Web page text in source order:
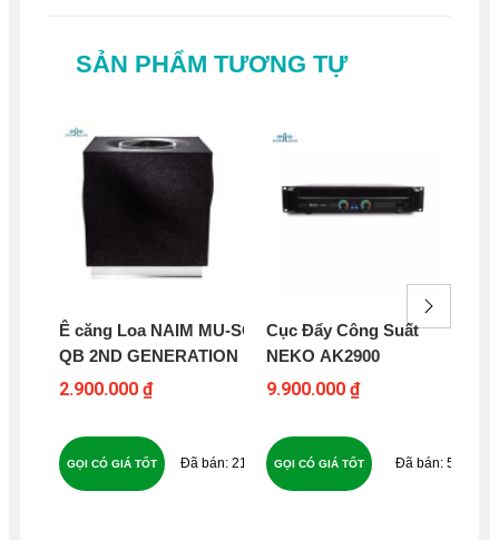
SẢN PHẨM TƯƠNG TỰ
Ê căng Loa NAIM MU-SO
QB 2ND GENERATION
2.900.000 ₫
216
GỌI CÓ GIÁ TỐT
Cục Đẩy Công Suất
NEKO AK2900
9.900.000 ₫
59
GỌI CÓ GIÁ TỐT